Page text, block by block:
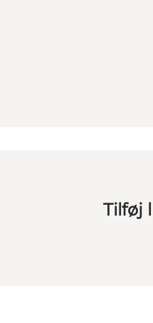
Tilføj